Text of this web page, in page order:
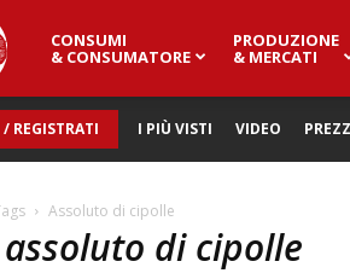
Fresh
Point
Magazine
CONSUMI
& CONSUMATORE
PRODUZIONE
& MERCATI
/ REGISTRATI I PIÙ VISTI VIDEO
Assoluto di cipolle
assoluto di cipolle